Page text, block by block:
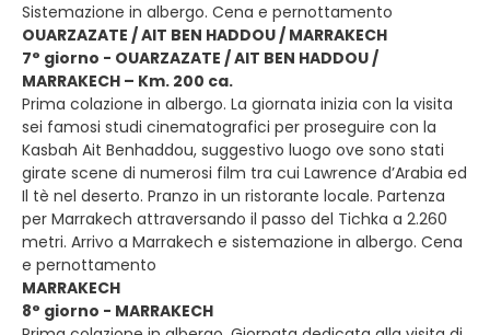
Sistemazione in albergo. Cena e pernottamento
OUARZAZATE / AIT BEN HADDOU / MARRAKECH
7° giorno - OUARZAZATE / AIT BEN HADDOU /
MARRAKECH – Km. 200 ca.
Prima colazione in albergo. La giornata inizia con la visita
sei famosi studi cinematografici per proseguire con la
Kasbah Ait Benhaddou, suggestivo luogo ove sono stati
girate scene di numerosi film tra cui Lawrence d’Arabia ed
Il tè nel deserto. Pranzo in un ristorante locale. Partenza
per Marrakech attraversando il passo del Tichka a 2.260
metri. Arrivo a Marrakech e sistemazione in albergo. Cena
e pernottamento
MARRAKECH
8° giorno - MARRAKECH